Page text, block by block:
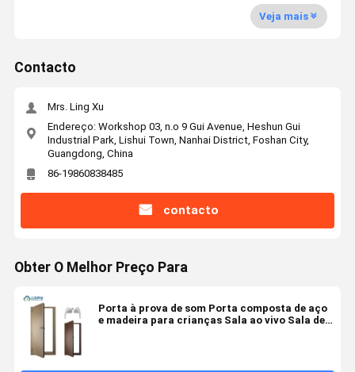
Veja mais
Contacto
Mrs. Ling Xu
Endereço: Workshop 03, n.o 9 Gui Avenue, Heshun Gui
Industrial Park, Lishui Town, Nanhai District, Foshan City,
Guangdong, China
86-19860838485
contacto
Obter O Melhor Preço Para
Porta à prova de som Porta composta de aço
e madeira para crianças Sala ao vivo Sala de